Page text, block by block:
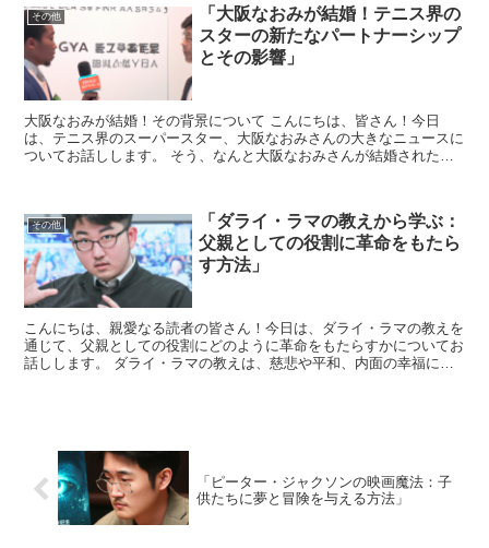
その他
「大阪なおみが結婚！テニス界の
スターの新たなパートナーシップ
とその影響」
大阪なおみが結婚！その背景について こんにちは、皆さん！今日
は、テニス界のスーパースター、大阪なおみさんの大きなニュースに
ついてお話しします。 そう、なんと大阪なおみさんが結婚されたん
その他
「ダライ・ラマの教えから学ぶ：
父親としての役割に革命をもたら
す方法」
こんにちは、親愛なる読者の皆さん！今日は、ダライ・ラマの教えを
通じて、父親としての役割にどのように革命をもたらすかについてお
話しします。 ダライ・ラマの教えは、慈悲や平和、内面の幸福に重
「ピーター・ジャクソンの映画魔法：子
供たちに夢と冒険を与える方法」